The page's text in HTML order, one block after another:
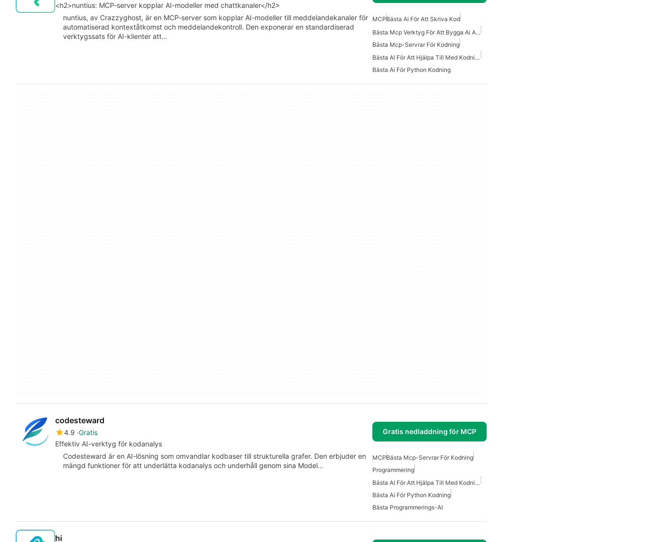
<h2>nuntius: MCP-server kopplar AI-modeller med chattkanaler</h2>
nuntius, av Crazzyghost, är en MCP-server som kopplar AI-modeller till meddelandekanaler för
automatiserad kontextåtkomst och meddelandekontroll. Den exponerar en standardiserad
verktygssats för AI-klienter att…
MCPBästa Ai För Att Skriva Kod
Bästa Mcp Verktyg För Att Bygga Ai Agenter
Bästa Mcp-Servrar För Kodning
Bästa AI För Att Hjälpa Till Med Kodning
Bästa Ai För Python Kodning
codesteward
4.9 Gratis
Effektiv AI-verktyg för kodanalys
Gratis nedladdning för MCP
Codesteward är en AI-lösning som omvandlar kodbaser till strukturella grafer. Den erbjuder en
mängd funktioner för att underlätta kodanalys och underhåll genom sina Model…
MCPBästa Mcp-Servrar För Kodning
Programmering
Bästa AI För Att Hjälpa Till Med Kodning
Bästa Ai För Python Kodning
Bästa Programmerings-AI
hi